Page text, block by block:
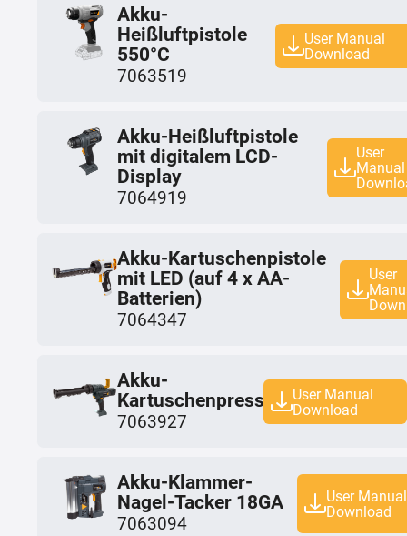
Akku-
Heißluftpistole
550°C
7063519
User Manual
Download
Akku-Heißluftpistole
mit digitalem LCD-
Display
7064919
User
Manual
Akku-Kartuschenpistole
mit LED (auf 4 x AA-
Batterien)
7064347
User
Akku-
Kartuschenpresse
7063927
User Manual
Download
Akku-Klammer-
Nagel-Tacker 18GA
7063094
User Manual
Download